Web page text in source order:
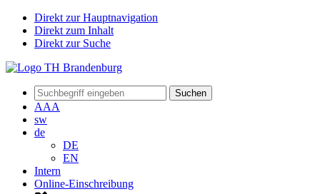
Direkt zur Hauptnavigation
Direkt zum Inhalt
Direkt zur Suche
Suchen
AAA
sw
de
DE
EN
Intern
Online-Einschreibung